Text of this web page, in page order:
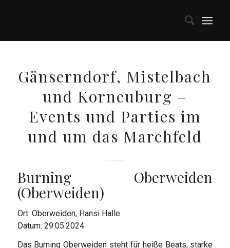
Gänserndorf, Mistelbach
und Korneuburg –
Events und Parties im
und um das Marchfeld
Burning Oberweiden
(Oberweiden)
Ort: Oberweiden, Hansi Halle
Datum: 29.05.2024
Das Burning Oberweiden steht für heiße Beats, starke